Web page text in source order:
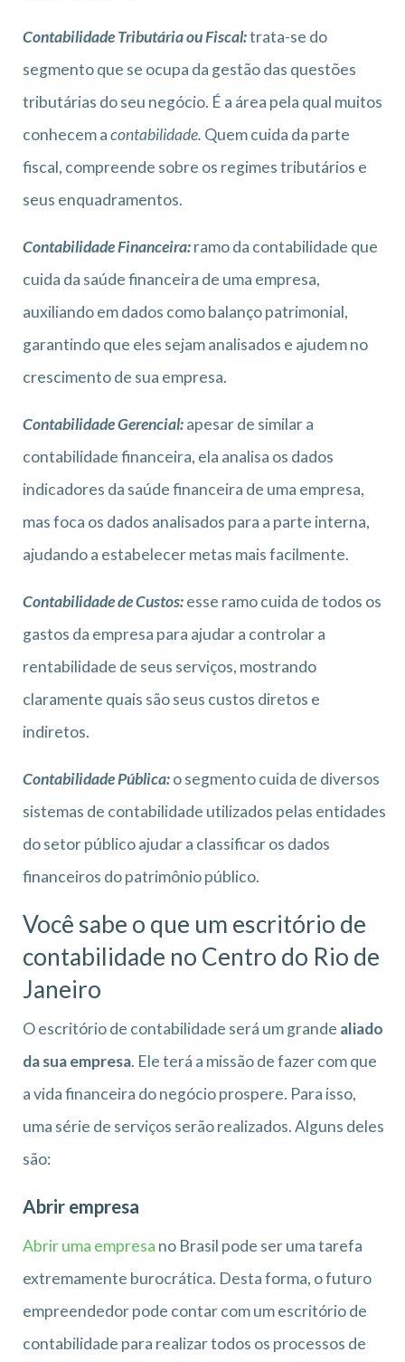
Contabilidade Tributária ou Fiscal:trata-se do
segmento que se ocupa da gestão das questões
tributárias do seu negócio. É a área pela qual muitos
conhecem acontabilidade. Quem cuida da parte
fiscal, compreende sobre os regimes tributários e
seus enquadramentos.
Contabilidade Financeira:ramo da contabilidade que
cuida da saúde financeira de uma empresa,
auxiliando em dados como balanço patrimonial,
garantindo que eles sejam analisados e ajudem no
crescimento de sua empresa.
Contabilidade Gerencial:apesar de similar a
contabilidade financeira, ela analisa os dados
indicadores da saúde financeira de uma empresa,
mas foca os dados analisados para a parte interna,
ajudando a estabelecer metas mais facilmente.
Contabilidade de Custos:esse ramo cuida de todos os
gastos da empresa para ajudar a controlar a
rentabilidade de seus serviços, mostrando
claramente quais são seus custos diretos e
indiretos.
Contabilidade Pública:o segmento cuida de diversos
sistemas de contabilidade utilizados pelas entidades
do setor público ajudar a classificar os dados
financeiros do patrimônio público.
Você sabe o que um escritório de
contabilidade no Centro do Rio de
Janeiro
O escritório de contabilidade será um grande aliado
da sua empresa. Ele terá a missão de fazer com que
a vida financeira do negócio prospere. Para isso,
uma série de serviços serão realizados. Alguns deles
são:
Abrir empresa
Abrir uma empresa no Brasil pode ser uma tarefa
extremamente burocrática. Desta forma, o futuro
empreendedor pode contar com um escritório de
contabilidade para realizar todos os processos de